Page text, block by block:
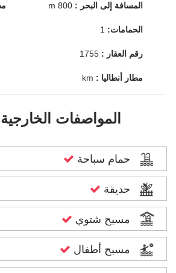
المسافة إلى البحر :
الحمامات:
رقم العقار :
مطار أنطاليا :
المواصفات الخارجية
حمام سباحة
حديقة
مسبح شتوي
مسبح أطفال